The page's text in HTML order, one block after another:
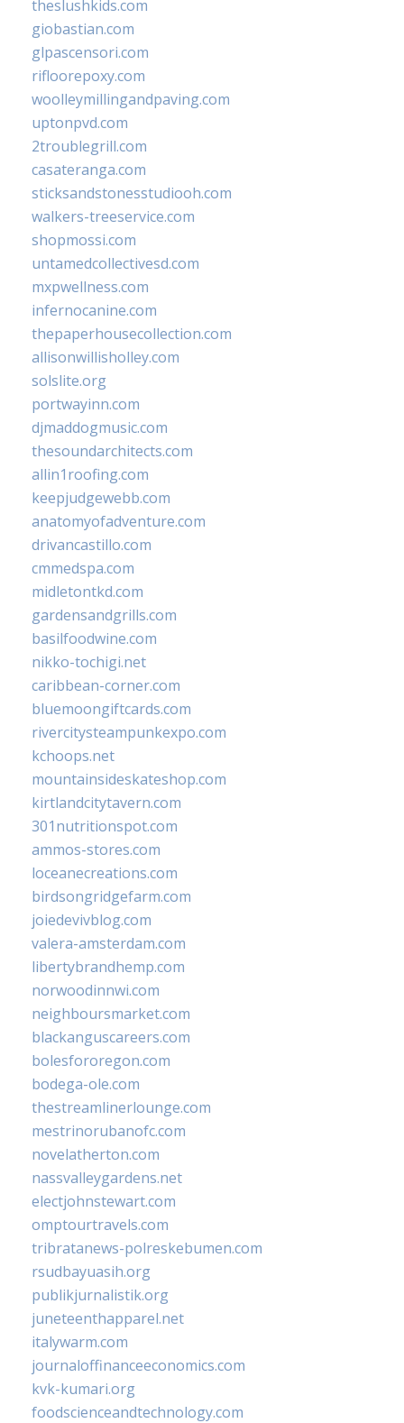
theslushkids.com
giobastian.com
glpascensori.com
rifloorepoxy.com
woolleymillingandpaving.com
uptonpvd.com
2troublegrill.com
casateranga.com
sticksandstonesstudiooh.com
walkers-treeservice.com
shopmossi.com
untamedcollectivesd.com
mxpwellness.com
infernocanine.com
thepaperhousecollection.com
allisonwillisholley.com
solslite.org
portwayinn.com
djmaddogmusic.com
thesoundarchitects.com
allin1roofing.com
keepjudgewebb.com
anatomyofadventure.com
drivancastillo.com
cmmedspa.com
midletontkd.com
gardensandgrills.com
basilfoodwine.com
nikko-tochigi.net
caribbean-corner.com
bluemoongiftcards.com
rivercitysteampunkexpo.com
kchoops.net
mountainsideskateshop.com
kirtlandcitytavern.com
301nutritionspot.com
ammos-stores.com
loceanecreations.com
birdsongridgefarm.com
joiedevivblog.com
valera-amsterdam.com
libertybrandhemp.com
norwoodinnwi.com
neighboursmarket.com
blackanguscareers.com
bolesfororegon.com
bodega-ole.com
thestreamlinerlounge.com
mestrinorubanofc.com
novelatherton.com
nassvalleygardens.net
electjohnstewart.com
omptourtravels.com
tribratanews-polreskebumen.com
rsudbayuasih.org
publikjurnalistik.org
juneteenthapparel.net
italywarm.com
journaloffinanceeconomics.com
kvk-kumari.org
foodscienceandtechnology.com